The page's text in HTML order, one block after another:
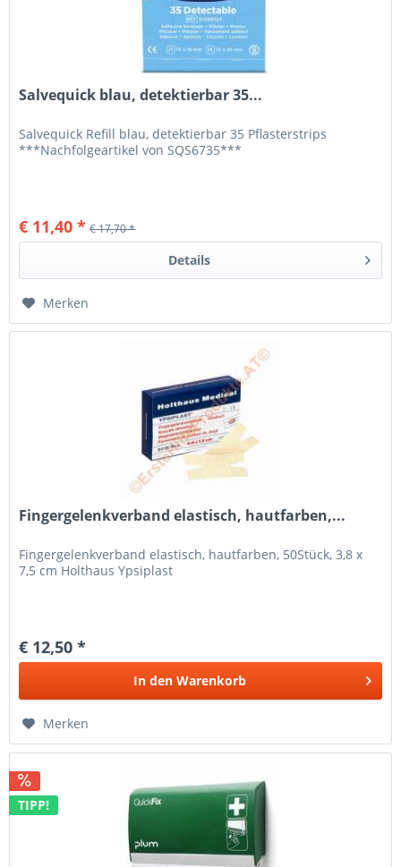
Salvequick blau, detektierbar 35...
Salvequick Refill blau, detektierbar 35 Pflasterstrips
***Nachfolgeartikel von SQS6735***
€ 11,40 * € 17,70 *
Details
Merken
Fingergelenkverband elastisch, hautfarben,...
Fingergelenkverband elastisch, hautfarben, 50Stück, 3,8 x
7,5 cm Holthaus Ypsiplast
€ 12,50 *
In den Warenkorb
Merken
TIPP!